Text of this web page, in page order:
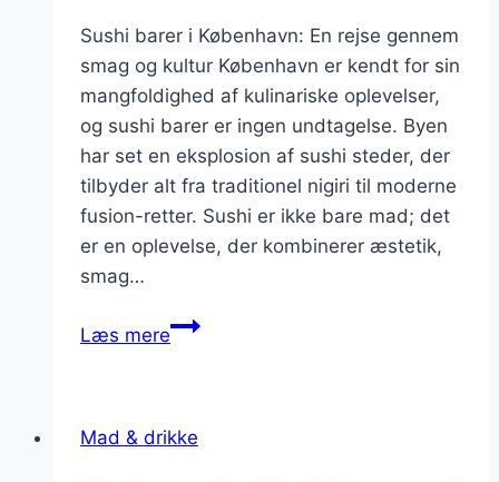
Sushi barer i København: En rejse gennem
smag og kultur København er kendt for sin
mangfoldighed af kulinariske oplevelser,
og sushi barer er ingen undtagelse. Byen
har set en eksplosion af sushi steder, der
tilbyder alt fra traditionel nigiri til moderne
fusion-retter. Sushi er ikke bare mad; det
er en oplevelse, der kombinerer æstetik,
smag…
Læs mereSushi
Sushidrømmen
Mad & drikke